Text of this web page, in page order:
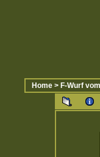
Home > F-Wurf